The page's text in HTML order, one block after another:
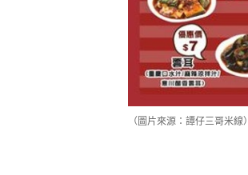
（圖片來源：譚仔三哥米線）